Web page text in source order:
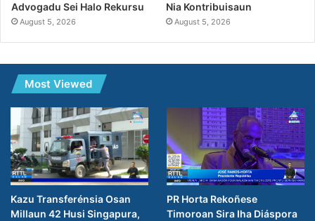
Advogadu Sei Halo Rekursu
August 5, 2026
Nia Kontribuisaun
August 5, 2026
Most Viewed
Kazu Transferénsia Osan
Millaun 42 Husi Singapura,
PR Horta Rekoñese
Timoroan Sira Iha Diáspora